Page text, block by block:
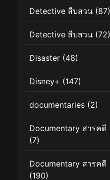
Detective สืบสวน (87)
Detective สืบสวน (72)
Disaster (48)
Disney+ (147)
documentaries (2)
Documentary สารคดี
(7)
Documentary สารคดี
(190)